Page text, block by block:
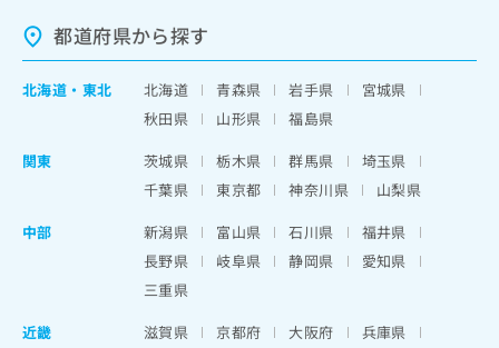
都道府県から探す
北海道 ・ 東北 北海道 青森県 岩手県
宮城県
秋田県
山形県
福島県
関東
茨城県 栃木県 群馬県
埼玉県
千葉県
東京都 神奈川県
山梨県
中部
新潟県 富山県 石川県
福井県
長野県
岐阜県 静岡県
愛知県
三重県
近畿
滋賀県 京都府 大阪府
兵庫県